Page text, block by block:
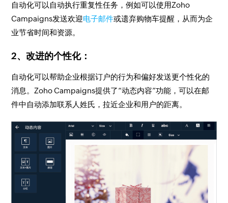
自动化可以自动执行重复性任务，例如可以使用Zoho
Campaigns发送欢迎电子邮件或遗弃购物车提醒，从而为企
业节省时间和资源。
2、改进的个性化：
自动化可以帮助企业根据订户的行为和偏好发送更个性化的
消息。Zoho Campaigns提供了“动态内容”功能，可以在邮
件中自动添加联系人姓氏，拉近企业和用户的距离。